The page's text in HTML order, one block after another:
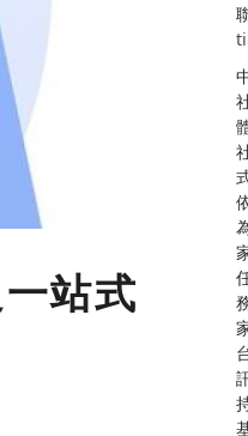
站式